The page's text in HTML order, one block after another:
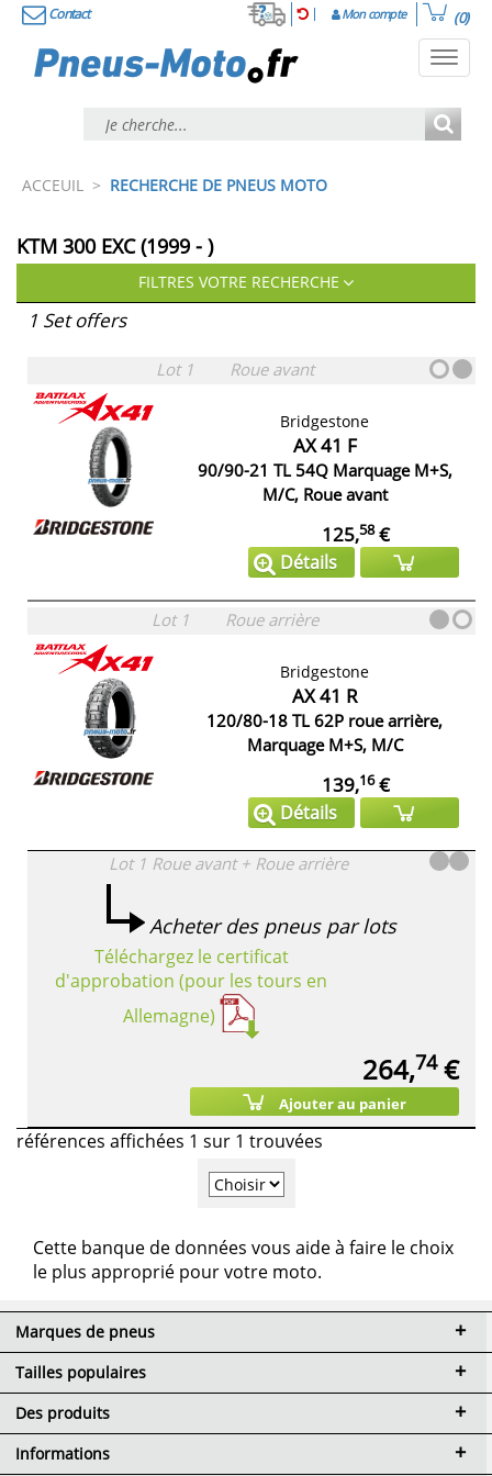
Contact Mon compte (0)
ACCEUIL > RECHERCHE DE PNEUS MOTO
KTM 300 EXC (1999 - )
FILTRES VOTRE RECHERCHE
1 Set offers
Lot 1 Roue avant
Bridgestone
AX 41 F
90/90-21 TL 54Q Marquage M+S,
M/C, Roue avant
125,58€
Détails
Lot 1 Roue arrière
Bridgestone
AX 41 R
120/80-18 TL 62P roue arrière,
Marquage M+S, M/C
139,16€
Détails
Lot 1 Roue avant + Roue arrière
Acheter des pneus par lots
Téléchargez le certificat
d'approbation (pour les tours en
Allemagne)
264,74€
Ajouter au panier
références affichées 1 sur 1 trouvées
Cette banque de données vous aide à faire le choix
le plus approprié pour votre moto.
Marques de pneus
Tailles populaires
Des produits
Informations